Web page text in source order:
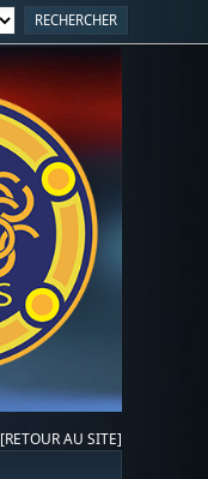
[RETOUR AU SITE]